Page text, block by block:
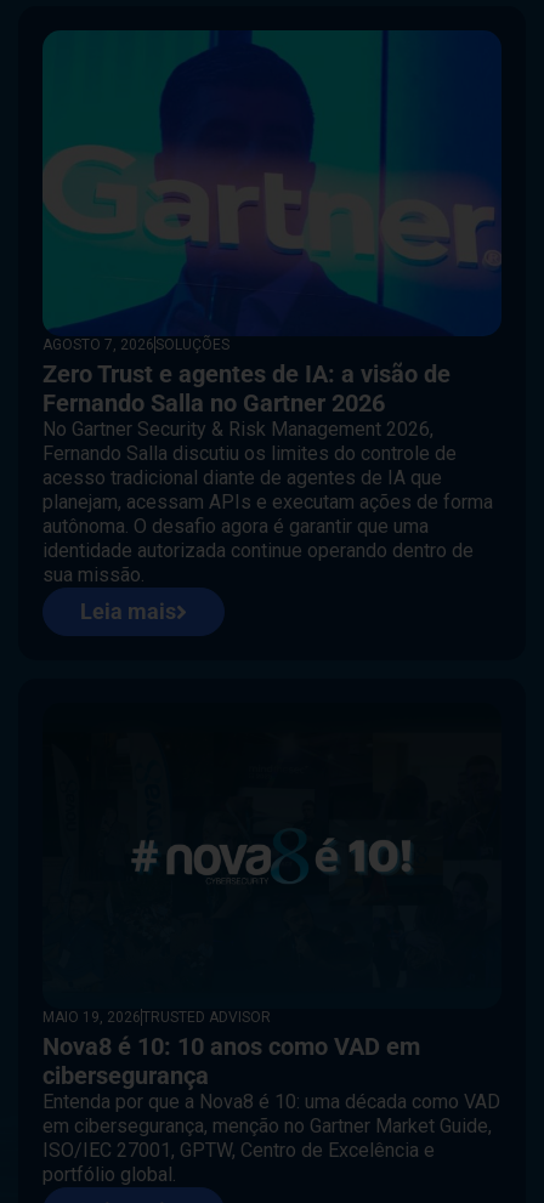
AGOSTO 7, 2026 SOLUÇÕES
Zero Trust e agentes de IA: a visão de
Fernando Salla no Gartner 2026
No Gartner Security & Risk Management 2026,
Fernando Salla discutiu os limites do controle de
acesso tradicional diante de agentes de IA que
planejam, acessam APIs e executam ações de forma
autônoma. O desafio agora é garantir que uma
identidade autorizada continue operando dentro de
sua missão.
Leia mais
MAIO 19, 2026TRUSTED ADVISOR
Nova8 é 10: 10 anos como VAD em
cibersegurança
Entenda por que a Nova8 é 10: uma década como VAD
em cibersegurança, menção no Gartner Market Guide,
ISO/IEC 27001, GPTW, Centro de Excelência e
portfólio global.